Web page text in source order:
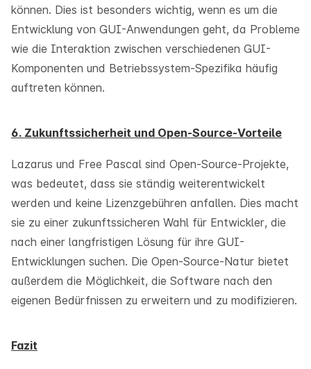
können. Dies ist besonders wichtig, wenn es um die
Entwicklung von GUI-Anwendungen geht, da Probleme
wie die Interaktion zwischen verschiedenen GUI-
Komponenten und Betriebssystem-Spezifika häufig
auftreten können.
6. Zukunftssicherheit und Open-Source-Vorteile
Lazarus und Free Pascal sind Open-Source-Projekte,
was bedeutet, dass sie ständig weiterentwickelt
werden und keine Lizenzgebühren anfallen. Dies macht
sie zu einer zukunftssicheren Wahl für Entwickler, die
nach einer langfristigen Lösung für ihre GUI-
Entwicklungen suchen. Die Open-Source-Natur bietet
außerdem die Möglichkeit, die Software nach den
eigenen Bedürfnissen zu erweitern und zu modifizieren.
Fazit